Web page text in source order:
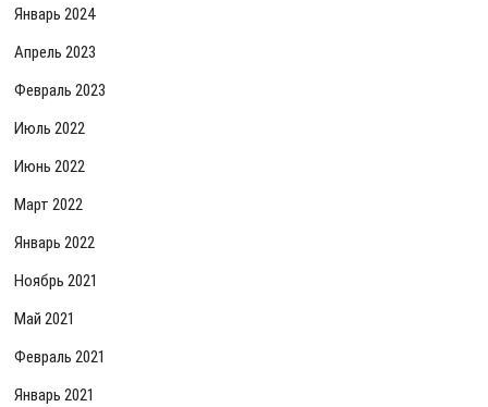
Январь 2024
Апрель 2023
Февраль 2023
Июль 2022
Июнь 2022
Март 2022
Январь 2022
Ноябрь 2021
Май 2021
Февраль 2021
Январь 2021